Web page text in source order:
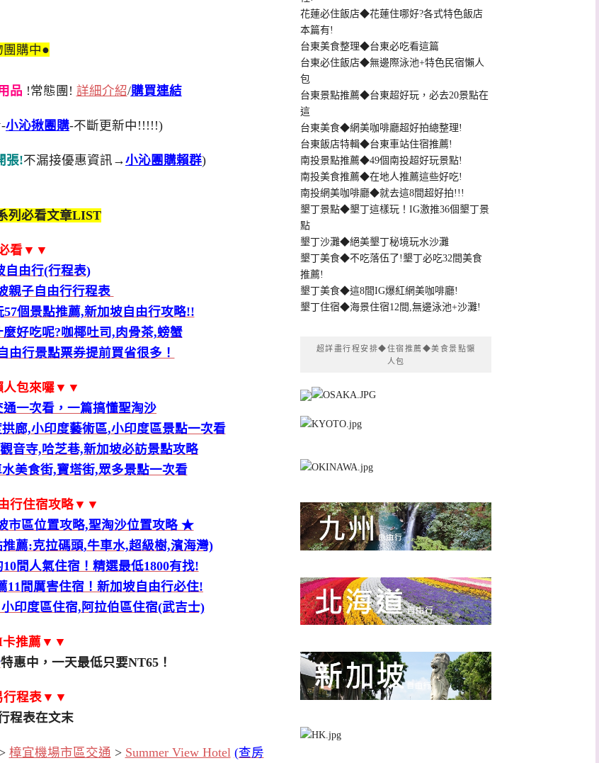
團購中●
品 !常態團! 詳細介紹/購買連結
小沁揪團購-不斷更新中!!!!!)
張!不漏接優惠資訊→小沁團購賴群)
列必看文章LIST
看▼▼
自由行(行程表)
親子自由行行程表
個景點推薦,新加坡自由行攻略!!
好吃呢?咖椰吐司,肉骨茶,螃蟹
由行景點票券提前買省很多！
包來囉▼▼
一次看，一篇搞懂聖淘沙
廊,小印度藝術區,小印度區景點一次看
音寺,哈芝巷,新加坡必訪景點攻略
美食街,寶塔街,眾多景點一次看
行住宿攻略▼▼
市區位置攻略,聖淘沙位置攻略 ★
薦:克拉碼頭,牛車水,超級樹,濱海灣)
間人氣住宿！精選最低1800有找!
11間厲害住宿！新加坡自由行必住!
印度區住宿,阿拉伯區住宿(武吉士)
推薦▼▼
特惠中，一天最低只要NT65！
程表▼▼
程表在文末
> 樟宜機場市區交通 > Summer View Hotel (查房
花蓮必住飯店◆花蓮住哪好?各式特色飯店
本篇有!
台東美食整理◆台東必吃看這篇
台東必住飯店◆無邊際泳池+特色民宿懶人
包
台東景點推薦◆台東超好玩，必去20景點在
這
台東美食◆網美咖啡廳超好拍總整理!
台東飯店特輯◆台東車站住宿推薦!
南投景點推薦◆49個南投超好玩景點!
南投美食推薦◆在地人推薦這些好吃!
南投網美咖啡廳◆就去這8間超好拍!!!
墾丁景點◆墾丁這樣玩！IG激推36個墾丁景
點
墾丁沙灘◆絕美墾丁秘境玩水沙灘
墾丁美食◆不吃落伍了!墾丁必吃32間美食
推薦!
墾丁美食◆這8間IG爆紅網美咖啡廳!
墾丁住宿◆海景住宿12間,無邊泳池+沙灘!
超詳盡行程安排◆住宿推薦◆美食景點懶
人包